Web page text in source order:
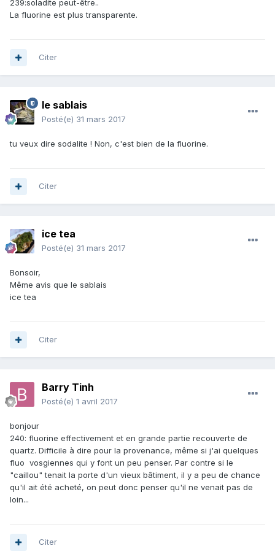
239:soladite peut-être..
La fluorine est plus transparente.
Citer
le sablais
Posté(e) 31 mars 2017
tu veux dire sodalite ! Non, c'est bien de la fluorine.
Citer
ice tea
Posté(e) 31 mars 2017
Bonsoir,
Même avis que le sablais
ice tea
Citer
Barry Tinh
Posté(e) 1 avril 2017
bonjour
240: fluorine effectivement et en grande partie recouverte de
quartz. Difficile à dire pour la provenance, même si j'ai quelques
fluo vosgiennes qui y font un peu penser. Par contre si le
"caillou" tenait la porte d'un vieux bâtiment, il y a peu de chance
qu'il ait été acheté, on peut donc penser qu'il ne venait pas de
loin...
Citer